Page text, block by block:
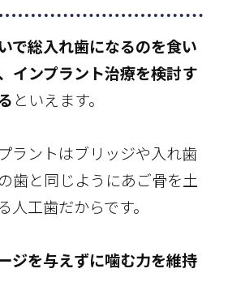
で総入れ歯になるのを食い
インプラント治療を検討す
といえます。
ラントはブリッジや入れ歯
歯と同じようにあご骨を土
人工歯だからです。
ジを与えずに噛む力を維持